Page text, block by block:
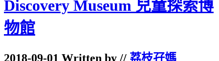
Discovery Museum 兒童探索博
物館
2018-09-01 Written by // 荔枝孖媽